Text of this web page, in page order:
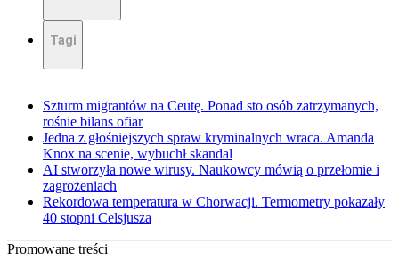
Tagi
Szturm migrantów na Ceutę. Ponad sto osób zatrzymanych,
rośnie bilans ofiar
Jedna z głośniejszych spraw kryminalnych wraca. Amanda
Knox na scenie, wybuchł skandal
AI stworzyła nowe wirusy. Naukowcy mówią o przełomie i
zagrożeniach
Rekordowa temperatura w Chorwacji. Termometry pokazały
40 stopni Celsjusza
Promowane treści